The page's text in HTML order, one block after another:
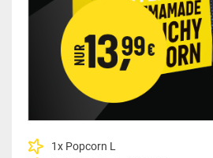
1x Popcorn L